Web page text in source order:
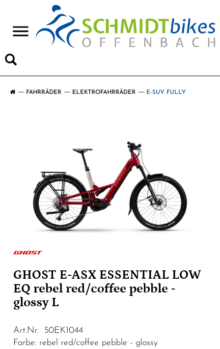
FAHRRÄDER ELEKTROFAHRRÄDER E-SUV FULLY
GHOST E-ASX ESSENTIAL LOW
EQ rebel red/coffee pebble -
glossy L
Art.Nr. 50EK1044
Farbe: rebel red/coffee pebble - glossy